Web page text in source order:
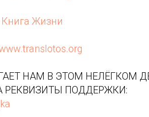
Книга Жизни
НАМ В ЭТОМ НЕЛЁГКОМ
РЕКВИЗИТЫ ПОДДЕРЖКИ: